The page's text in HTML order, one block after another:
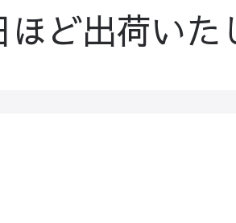
ど出荷いた